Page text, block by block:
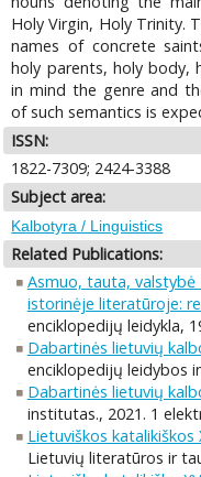
Holy Virgin, Holy Trinity.
names of concrete
holy parents, holy body,
in mind the genre and
of such semantics is
ISSN:
1822-7309; 2424-3388
Subject area:
Kalbotyra / Linguistics
Related Publications:
Asmuo, tauta, valstybė
istorinėje literatūroje:
enciklopedijų leidykla,
Dabartinės lietuvių
enciklopedijų leidybos
Dabartinės lietuvių
institutas., 2021. 1
Lietuviškos katalikiškos
Lietuvių literatūros ir